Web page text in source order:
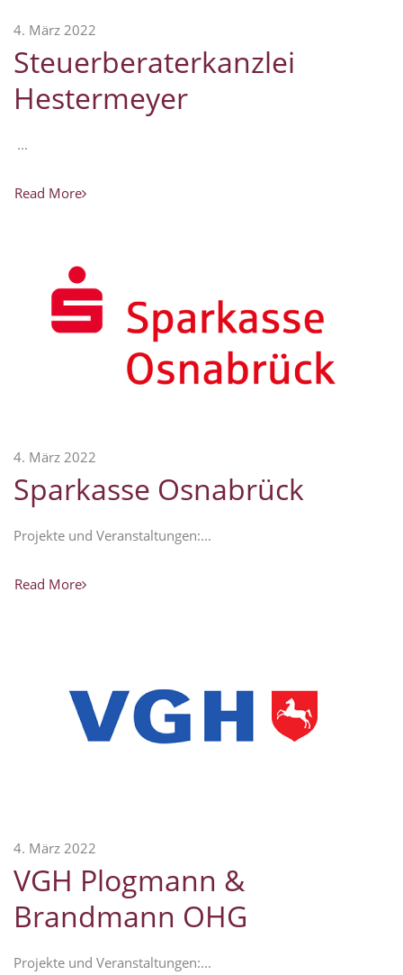
4. März 2022
Steuerberaterkanzlei
Hestermeyer
...
Read More
4. März 2022
Sparkasse Osnabrück
Projekte und Veranstaltungen:...
Read More
4. März 2022
VGH Plogmann &
Brandmann OHG
Projekte und Veranstaltungen:...